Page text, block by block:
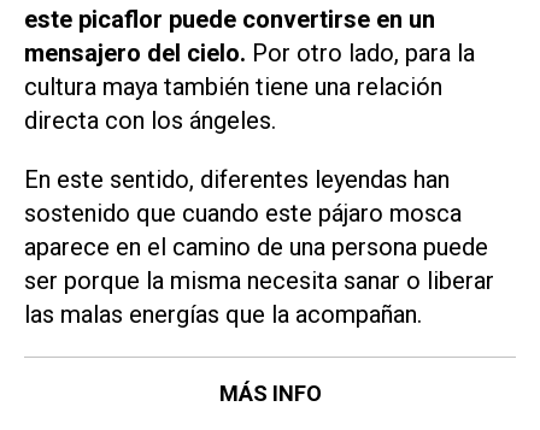
este picaflor puede convertirse en un
mensajero del cielo. Por otro lado, para la
cultura maya también tiene una relación
directa con los ángeles.
En este sentido, diferentes leyendas han
sostenido que cuando este pájaro mosca
aparece en el camino de una persona puede
ser porque la misma necesita sanar o liberar
las malas energías que la acompañan.
MÁS INFO